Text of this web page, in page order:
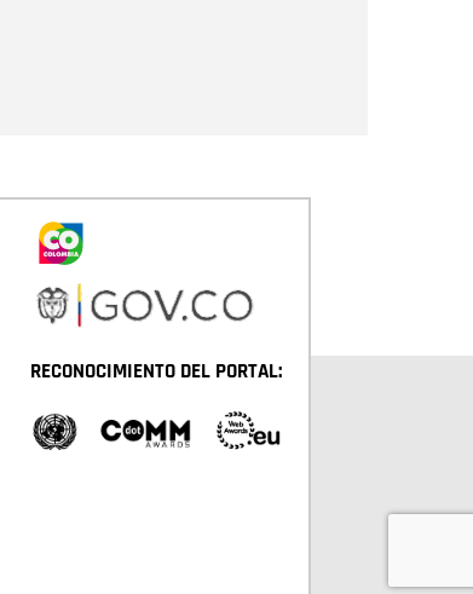
RECONOCIMIENTO DEL PORTAL: